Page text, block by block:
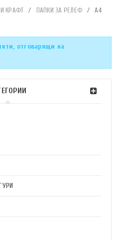
КРАФТ / ПАПКИ ЗА РЕЛЕФ / А4
отговарящи на